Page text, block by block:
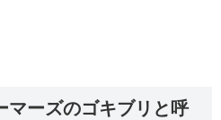
マーズのゴキブリと呼